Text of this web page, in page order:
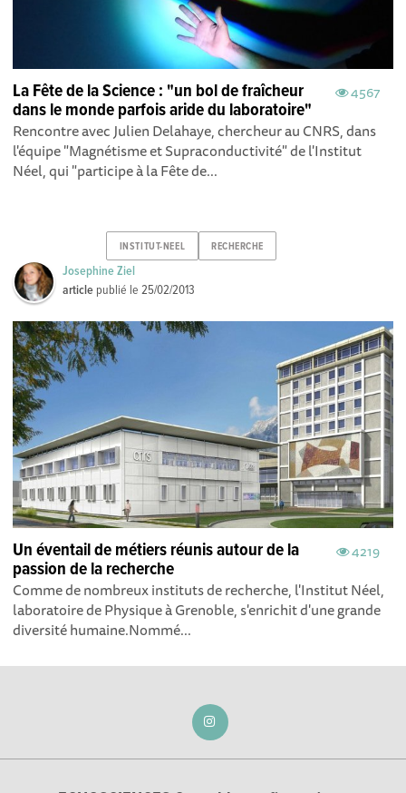
4567
La Fête de la Science : "un bol de fraîcheur
dans le monde parfois aride du laboratoire"
Rencontre avec Julien Delahaye, chercheur au CNRS, dans
l'équipe "Magnétisme et Supraconductivité" de l'Institut
Néel, qui "participe à la Fête de...
INSTITUT-NEEL RECHERCHE
Josephine Ziel
article publié le25/02/2013
4219
Un éventail de métiers réunis autour de la
passion de la recherche
Comme de nombreux instituts de recherche, l'Institut Néel,
laboratoire de Physique à Grenoble, s'enrichit d'une grande
diversité humaine.Nommé...